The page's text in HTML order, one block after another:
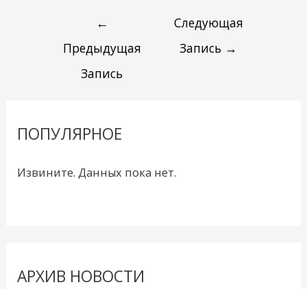
←
Предыдущая
Запись
Следующая
Запись →
ПОПУЛЯРНОЕ
Извините. Данных пока нет.
АРХИВ НОВОСТИ